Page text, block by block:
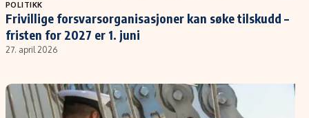
Populær
Forskning
Google
Infrastruktur
BitCoin
Cookiepolicy
Retningslinjer for rettelser
POLITIKK
Frivillige forsvarsorganisasjoner kan søke tilskudd –
fristen for 2027 er 1. juni
27. april 2026